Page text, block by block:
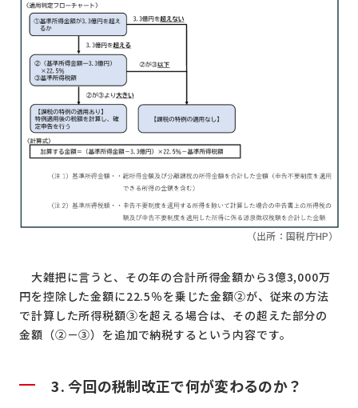
（出所：国税庁HP）
大雑把に言うと、その年の合計所得金額から3億3,000万
円を控除した金額に22.5％を乗じた金額②が、従来の方法
で計算した所得税額③を超える場合は、その超えた部分の
金額（②－③）を追加で納税するという内容です。
3. 今回の税制改正で何が変わるのか？